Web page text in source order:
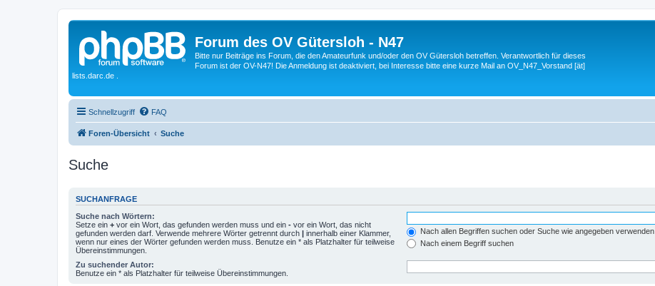
Forum des OV Gütersloh - N47
Bitte nur Beiträge ins Forum, die den Amateurfunk und/oder den OV Gütersloh betreffen. Verantwortlich für dieses
Forum ist der OV-N47! Die Anmeldung ist deaktiviert, bei Interesse bitte eine kurze Mail an OV_N47_Vorstand [ät]
lists.darc.de .
Schnellzugriff FAQ
Foren-Übersicht Suche
Suche
SUCHANFRAGE
Suche nach Wörtern:
Setze ein + vor ein Wort, das gefunden werden muss und ein - vor ein Wort, das nicht
gefunden werden darf. Verwende mehrere Wörter getrennt durch | innerhalb einer Klammer,
wenn nur eines der Wörter gefunden werden muss. Benutze ein * als Platzhalter für teilweise
Übereinstimmungen.
Nach allen Begriffen suchen oder Suche wie angegeben verwenden
Nach einem Begriff suchen
Zu suchender Autor:
Benutze ein * als Platzhalter für teilweise Übereinstimmungen.